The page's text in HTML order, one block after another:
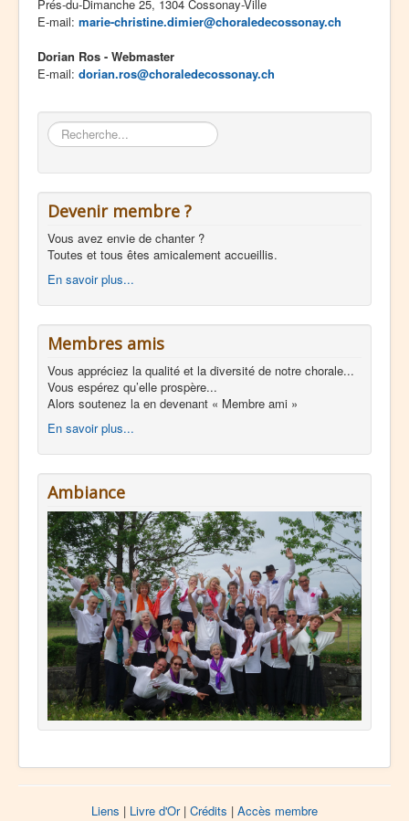
Prés-du-Dimanche 25, 1304 Cossonay-Ville
E-mail: marie-christine.dimier@choraledecossonay.ch
Dorian Ros - Webmaster
E-mail: dorian.ros@choraledecossonay.ch
Rechercher
Devenir membre ?
Vous avez envie de chanter ?
Toutes et tous êtes amicalement accueillis.
En savoir plus...
Membres amis
Vous appréciez la qualité et la diversité de notre chorale...
Vous espérez qu’elle prospère...
Alors soutenez la en devenant « Membre ami »
En savoir plus...
Ambiance
Liens | Livre d'Or| Crédits | Accès membre